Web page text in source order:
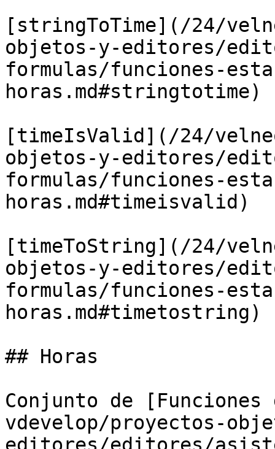
[stringToTime](/24/
objetos-y-editores/
formulas/funciones-
horas.md#stringtotime)
[timeIsValid](/24/
objetos-y-editores/
formulas/funciones-
horas.md#timeisvalid)
[timeToString](/24/
objetos-y-editores/
formulas/funciones-
horas.md#timetostring)
## Horas
Conjunto de
vdevelop/proyectos-